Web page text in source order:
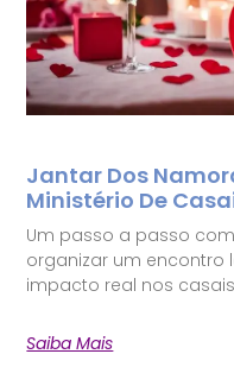
Jantar Dos
Ministério De
Um passo a passo
organizar um encontro
impacto real nos
Saiba Mais